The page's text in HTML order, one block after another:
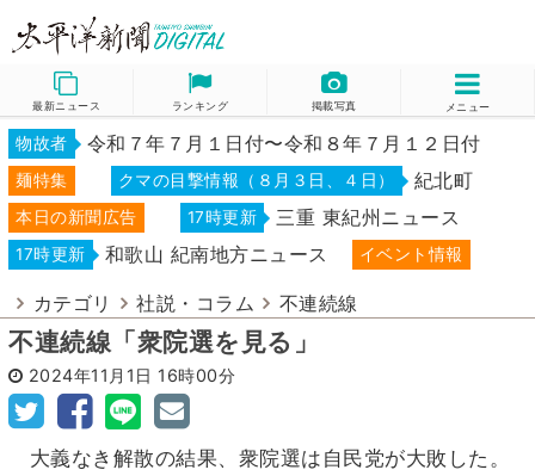
最新ニュース ランキング 掲載写真 メニュー
物故者 令和７年７月１日付〜令和８年７月１２日付
麺特集 クマの目撃情報（８月３日、４日） 紀北町
本日の新聞広告 17時更新 三重 東紀州ニュース
17時更新 和歌山 紀南地方ニュース イベント情報
カテゴリ 社説・コラム 不連続線
不連続線「衆院選を見る」
2024年11月1日 16時00分
大義なき解散の結果、衆院選は自民党が大敗した。